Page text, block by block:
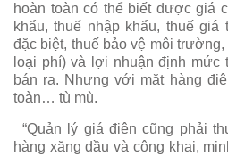
hoàn toàn có thể biết được giá
khẩu, thuế nhập khẩu, thuế giá
đặc biệt, thuế bảo vệ môi
loại phí) và lợi nhuận định mức
bán ra. Nhưng với mặt hàng
toàn… tù mù.
“Quản lý giá điện cũng phải
hàng xăng dầu và công khai,